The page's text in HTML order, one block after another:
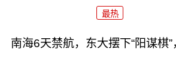
最热
南海6天禁航，东大摆下“阳谋棋”